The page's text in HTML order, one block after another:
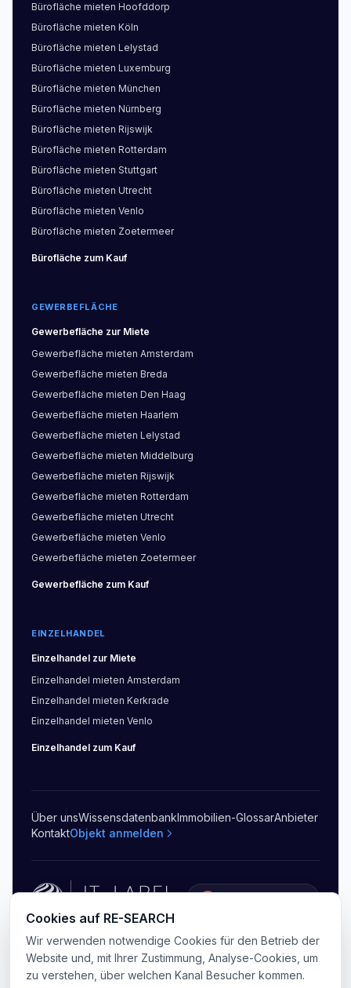
Bürofläche mieten Hoofddorp
Bürofläche mieten Köln
Bürofläche mieten Lelystad
Bürofläche mieten Luxemburg
Bürofläche mieten München
Bürofläche mieten Nürnberg
Bürofläche mieten Rijswijk
Bürofläche mieten Rotterdam
Bürofläche mieten Stuttgart
Bürofläche mieten Utrecht
Bürofläche mieten Venlo
Bürofläche mieten Zoetermeer
Bürofläche zum Kauf
GEWERBEFLÄCHE
Gewerbefläche zur Miete
Gewerbefläche mieten Amsterdam
Gewerbefläche mieten Breda
Gewerbefläche mieten Den Haag
Gewerbefläche mieten Haarlem
Gewerbefläche mieten Lelystad
Gewerbefläche mieten Middelburg
Gewerbefläche mieten Rijswijk
Gewerbefläche mieten Rotterdam
Gewerbefläche mieten Utrecht
Gewerbefläche mieten Venlo
Gewerbefläche mieten Zoetermeer
Gewerbefläche zum Kauf
EINZELHANDEL
Einzelhandel zur Miete
Einzelhandel mieten Amsterdam
Einzelhandel mieten Kerkrade
Einzelhandel mieten Venlo
Einzelhandel zum Kauf
Über unsWissensdatenbankImmobilien-GlossarAnbieter
KontaktObjekt anmelden
©2026 RE-SEARCH B.V..Alle Rechte vorbehalten
Datenschutz AGBSitemapCookie-Einstellungen
Cookies auf RE-SEARCH
Wir verwenden notwendige Cookies für den Betrieb der
Website und, mit Ihrer Zustimmung, Analyse-Cookies, um
zu verstehen, über welchen Kanal Besucher kommen.